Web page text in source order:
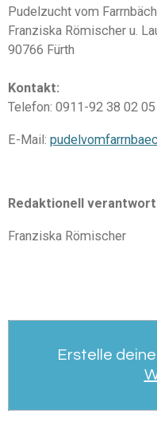
Pudelzucht vom
Franziska Römischer u.
90766 Fürth
Kontakt:
Telefon: 0911-92 38 02 05
E-Mail:
Redaktionell
Franziska Römischer
Erstelle